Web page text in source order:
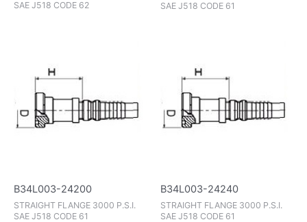
SAE J518 CODE 62
SAE J518 CODE 61
B34L003-24200
STRAIGHT FLANGE 3000 P.S.I.
SAE J518 CODE 61
B34L003-24240
STRAIGHT FLANGE 3000 P.S.I.
SAE J518 CODE 61